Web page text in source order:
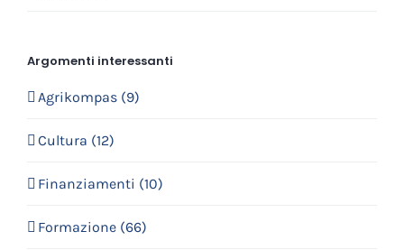
Argomenti interessanti
Agrikompas (9)
Cultura (12)
Finanziamenti (10)
Formazione (66)